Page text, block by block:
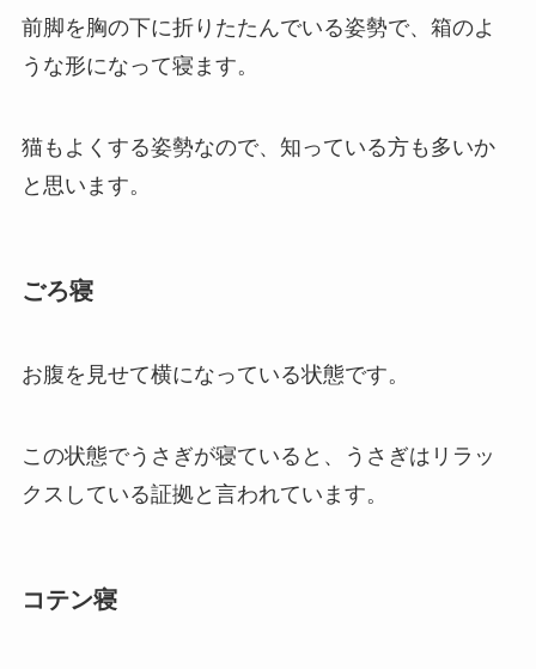
前脚を胸の下に折りたたんでいる姿勢で、箱のよ
うな形になって寝ます。
猫もよくする姿勢なので、知っている方も多いか
と思います。
ごろ寝
お腹を見せて横になっている状態です。
この状態でうさぎが寝ていると、うさぎはリラッ
クスしている証拠と言われています。
コテン寝